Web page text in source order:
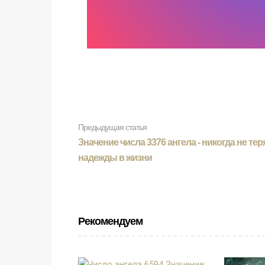
Предыдущая статья
Значение числа 3376 ангела - никогда не
надежды в жизни
Рекомендуем